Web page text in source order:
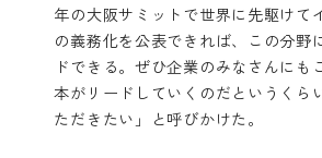
年の大阪サミットで世界に先駆けて
の義務化を公表できれば、この分野
ドできる。ぜひ企業のみなさんにも
本がリードしていくのだというくら
ただきたい」と呼びかけた。